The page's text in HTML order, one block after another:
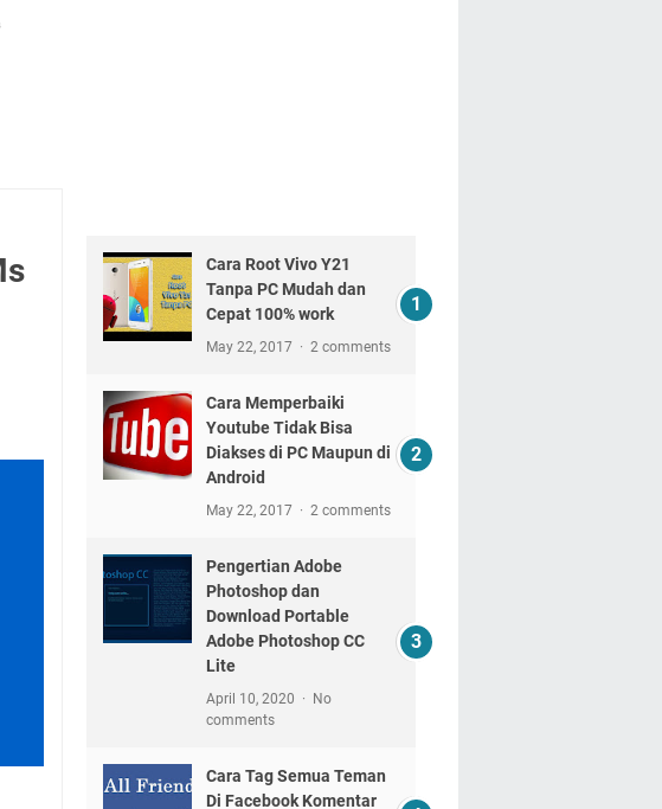
Cara Root Vivo Y21
Tanpa PC Mudah dan
Cepat 100% work
May 22, 2017 2 comments
Cara Memperbaiki
Youtube Tidak Bisa
Diakses di PC Maupun di
Android
May 22, 2017 2 comments
Pengertian Adobe
Photoshop dan
Download Portable
Adobe Photoshop CC
Lite
April 10, 2020
No
comments
Cara Tag Semua Teman
Di Facebook Komentar